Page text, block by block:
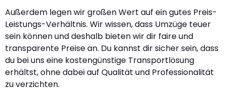
Außerdem legen wir großen Wert auf ein gutes Preis-
Leistungs-Verhältnis. Wir wissen, dass Umzüge teuer
sein können und deshalb bieten wir dir faire und
transparente Preise an. Du kannst dir sicher sein, dass
du bei uns eine kostengünstige Transportlösung
erhältst, ohne dabei auf Qualität und Professionalität
zu verzichten.